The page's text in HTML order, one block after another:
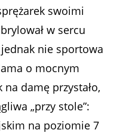
swoimi
w sercu
nie sportowa
o mocnym
damę przystało,
„przy stole”:
na poziomie 7